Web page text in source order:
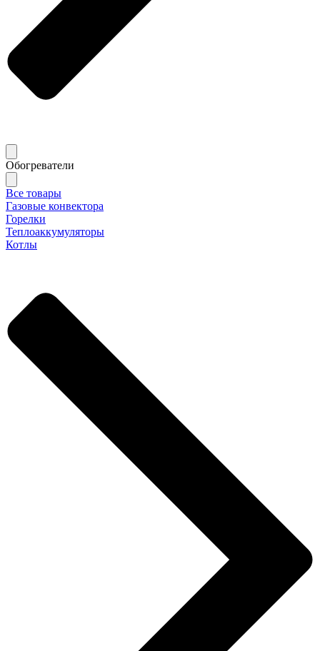
Обогреватели
Все товары
Газовые конвектора
Горелки
Теплоаккумуляторы
Котлы